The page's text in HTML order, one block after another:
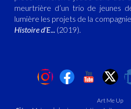
meurtrière d’un trio de jeunes
lumière les projets de la
Histoire d’E... (2019).
Art Me Up